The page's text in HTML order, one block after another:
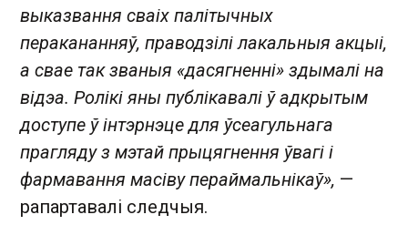
выказвання сваіх палітычных
перакананняў, праводзілі лакальныя акцыі,
а свае так званыя «дасягненні» здымалі на
відэа. Ролікі яны публікавалі ў адкрытым
доступе ў інтэрнэце для ўсеагульнага
прагляду з мэтай прыцягнення ўвагі і
фармавання масіву пераймальнікаў», —
рапартавалі следчыя.